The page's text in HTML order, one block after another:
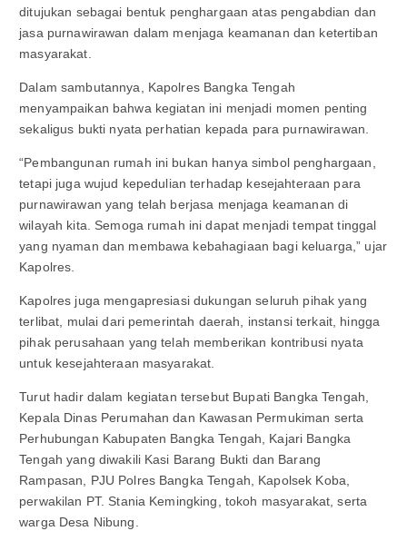
ditujukan sebagai bentuk penghargaan atas pengabdian dan
jasa purnawirawan dalam menjaga keamanan dan ketertiban
masyarakat.
Dalam sambutannya, Kapolres Bangka Tengah
menyampaikan bahwa kegiatan ini menjadi momen penting
sekaligus bukti nyata perhatian kepada para purnawirawan.
“Pembangunan rumah ini bukan hanya simbol penghargaan,
tetapi juga wujud kepedulian terhadap kesejahteraan para
purnawirawan yang telah berjasa menjaga keamanan di
wilayah kita. Semoga rumah ini dapat menjadi tempat tinggal
yang nyaman dan membawa kebahagiaan bagi keluarga,” ujar
Kapolres.
Kapolres juga mengapresiasi dukungan seluruh pihak yang
terlibat, mulai dari pemerintah daerah, instansi terkait, hingga
pihak perusahaan yang telah memberikan kontribusi nyata
untuk kesejahteraan masyarakat.
Turut hadir dalam kegiatan tersebut Bupati Bangka Tengah,
Kepala Dinas Perumahan dan Kawasan Permukiman serta
Perhubungan Kabupaten Bangka Tengah, Kajari Bangka
Tengah yang diwakili Kasi Barang Bukti dan Barang
Rampasan, PJU Polres Bangka Tengah, Kapolsek Koba,
perwakilan PT. Stania Kemingking, tokoh masyarakat, serta
warga Desa Nibung.